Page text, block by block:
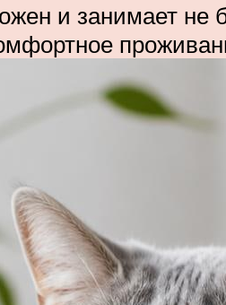
и занимает не